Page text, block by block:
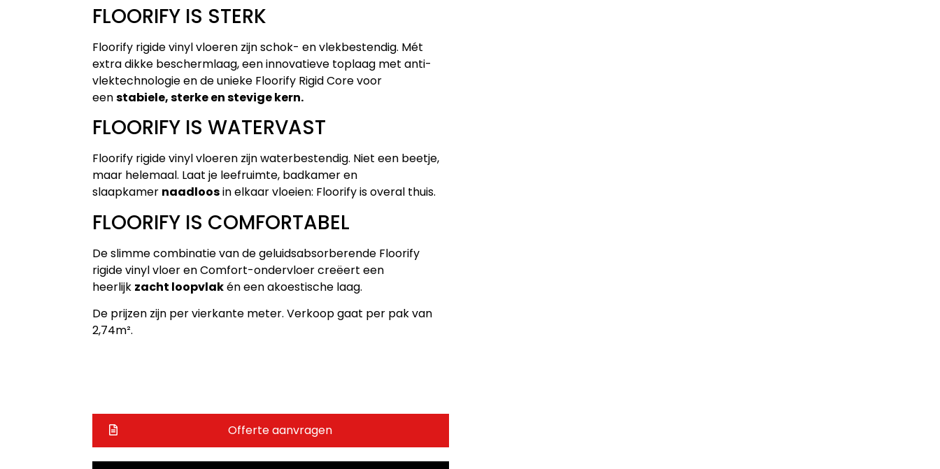
FLOORIFY IS STERK
Floorify rigide vinyl vloeren zijn schok- en vlekbestendig. Mét
extra dikke beschermlaag, een innovatieve toplaag met anti-
vlektechnologie en de unieke Floorify Rigid Core voor
eenstabiele, sterke en stevige kern.
FLOORIFY IS WATERVAST
Floorify rigide vinyl vloeren zijn waterbestendig. Niet een beetje,
maar helemaal. Laat je leefruimte, badkamer en
slaapkamer naadloosin elkaar vloeien: Floorify is overal thuis.
FLOORIFY IS COMFORTABEL
De slimme combinatie van de geluidsabsorberende Floorify
rigide vinyl vloer en Comfort-ondervloer creëert een
heerlijk zacht loopvlakén een akoestische laag.
De prijzen zijn per vierkante meter. Verkoop gaat per pak van
2,74m².
Offerte aanvragen